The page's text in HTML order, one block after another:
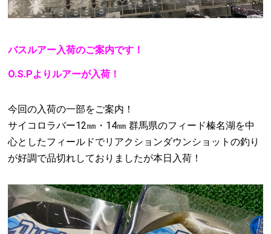
バスルアー入荷のご案内です！
O.S.Pよりルアーが入荷！
今回の入荷の一部をご案内！
サイコロラバー12㎜・14㎜ 群馬県のフィード榛名湖を中
心としたフィールドでリアクションダウンショットの釣り
が好調で品切れしておりましたが本日入荷！